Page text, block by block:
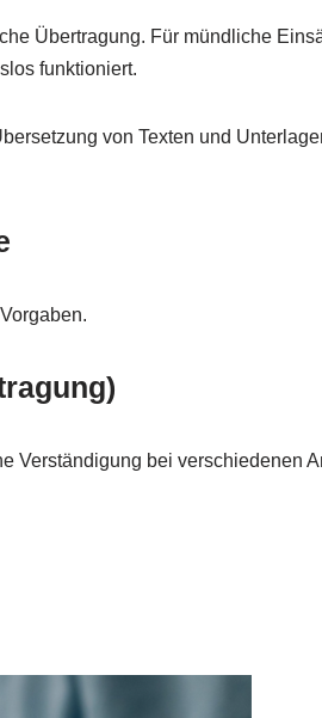
Übertragung. Für mündliche
funktioniert.
von Texten und
Verständigung bei verschiedenen